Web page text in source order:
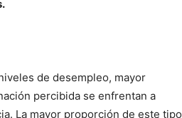
de desempleo, mayor
percibida se enfrentan a
La mayor proporción de este tipo